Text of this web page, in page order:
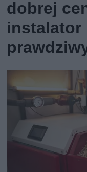
dobrej
instalator